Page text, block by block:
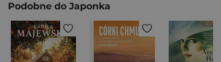
Podobne do Japonka